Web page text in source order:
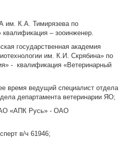
РОССИИ
им. К.А. Тимирязева по
квалификация – зооинженер.
государственная академия
им. К.И. Скрябина» по
- квалификация «Ветеринарный
время ведущий специалист отдела
департамента ветеринарии ЯО;
«АПК Русь» - ОАО
в/ч 61946;